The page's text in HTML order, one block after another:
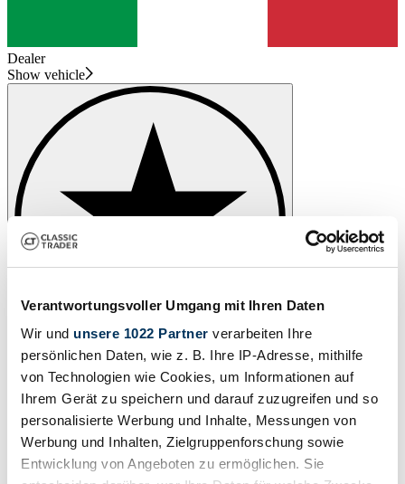
Verantwortungsvoller Umgang mit Ihren Daten
Wir und unsere 1022 Partner verarbeiten Ihre
persönlichen Daten, wie z. B. Ihre IP-Adresse, mithilfe
von Technologien wie Cookies, um Informationen auf
Ihrem Gerät zu speichern und darauf zuzugreifen und so
personalisierte Werbung und Inhalte, Messungen von
Werbung und Inhalten, Zielgruppenforschung sowie
Entwicklung von Angeboten zu ermöglichen. Sie
Dealer
Show vehicle